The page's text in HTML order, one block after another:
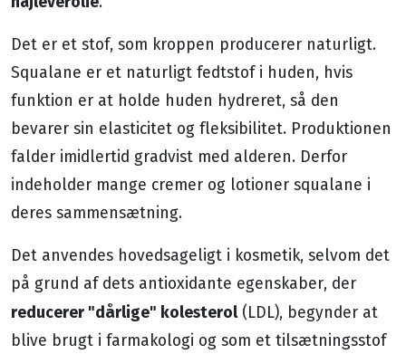
Det er et stof, som kroppen producerer naturligt.
Squalane er et naturligt fedtstof i huden, hvis
funktion er at holde huden hydreret, så den
bevarer sin elasticitet og fleksibilitet. Produktionen
falder imidlertid gradvist med alderen. Derfor
indeholder mange cremer og lotioner squalane i
deres sammensætning.
Det anvendes hovedsageligt i kosmetik, selvom det
på grund af dets antioxidante egenskaber, der
reducerer "dårlige" kolesterol(LDL), begynder at
blive brugt i farmakologi og som et tilsætningsstof